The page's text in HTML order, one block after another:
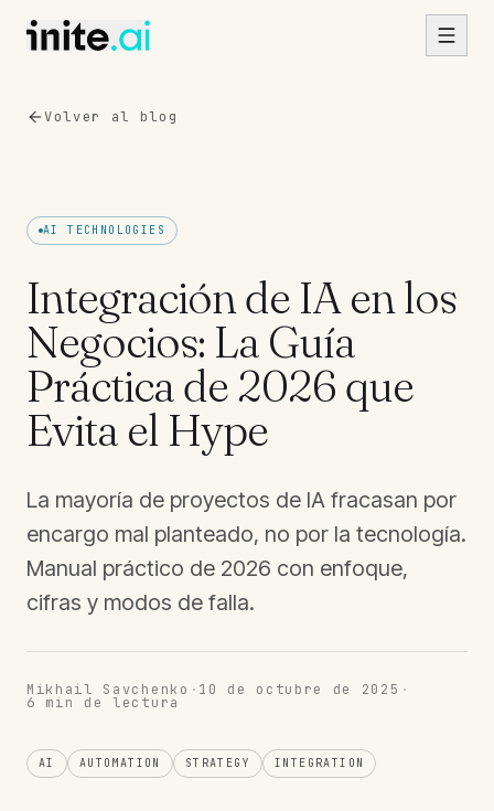
Volver al blog
AI TECHNOLOGIES
Integración de IA en los
Negocios: La Guía
Práctica de 2026 que
Evita el Hype
La mayoría de proyectos de IA fracasan por
encargo mal planteado, no por la tecnología.
Manual práctico de 2026 con enfoque,
cifras y modos de falla.
Mikhail Savchenko · 10 de octubre de 2025 ·
6 min de lectura
AI AUTOMATION STRATEGY INTEGRATION